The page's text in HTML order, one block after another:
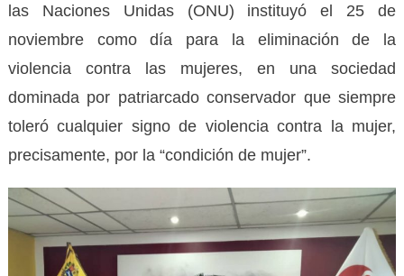
las Naciones Unidas (ONU) instituyó el 25 de
noviembre como día para la eliminación de la
violencia contra las mujeres, en una sociedad
dominada por patriarcado conservador que siempre
toleró cualquier signo de violencia contra la mujer,
precisamente, por la “condición de mujer”.